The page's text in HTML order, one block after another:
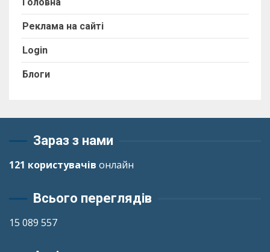
Реклама на сайті
Login
Блоги
Зараз з нами
121 користувачів онлайн
Всього переглядів
15 089 557